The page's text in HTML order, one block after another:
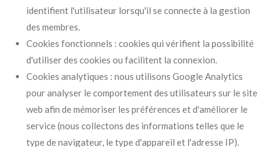
identifient l'utilisateur lorsqu'il se connecte à la gestion
des membres.
Cookies fonctionnels : cookies qui vérifient la possibilité
d'utiliser des cookies ou facilitent la connexion.
Cookies analytiques : nous utilisons Google Analytics
pour analyser le comportement des utilisateurs sur le site
web afin de mémoriser les préférences et d'améliorer le
service (nous collectons des informations telles que le
type de navigateur, le type d'appareil et l'adresse IP).